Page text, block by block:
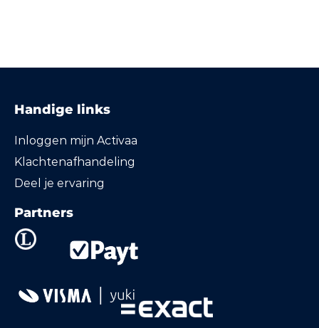
Handige links
Inloggen mijn Activaa
Klachtenafhandeling
Deel je ervaring
Partners